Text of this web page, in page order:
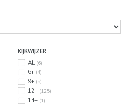
KIJKWIJZER
AL (6)
6+ (4)
9+ (5)
12+ (125)
14+ (1)